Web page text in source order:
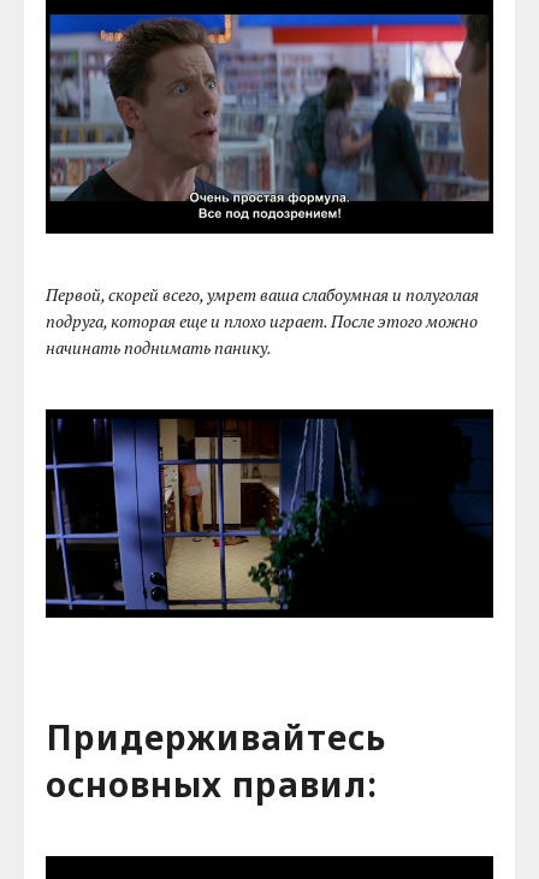
Первой, скорей всего, умрет ваша слабоумная и полуголая
подруга, которая еще и плохо играет. После этого можно
начинать поднимать панику.
Придерживайтесь
основных правил: